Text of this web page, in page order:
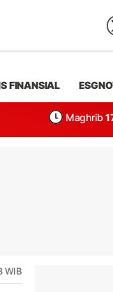
FINANSIAL
Maghrib
WIB